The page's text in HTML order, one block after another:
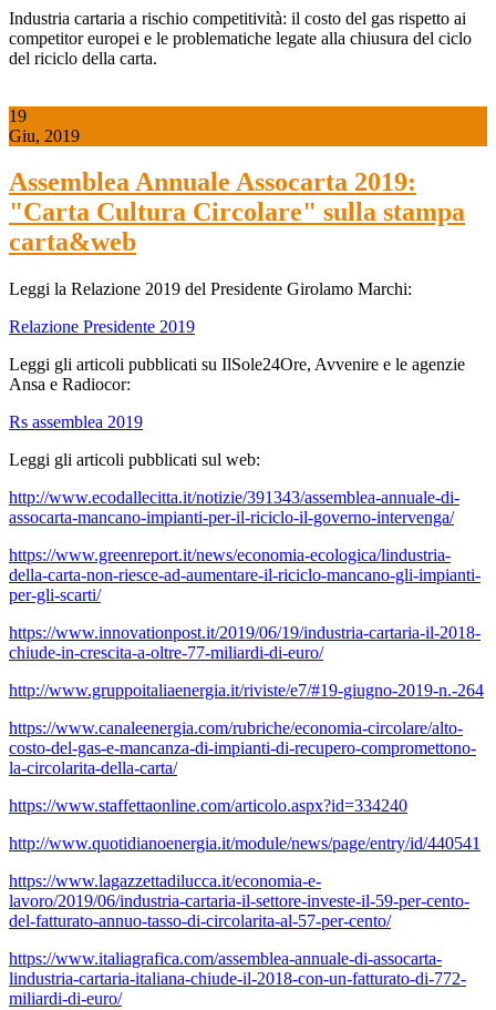
Industria cartaria a rischio competitività: il costo del gas rispetto ai
competitor europei e le problematiche legate alla chiusura del ciclo
del riciclo della carta.
19
Giu, 2019
Assemblea Annuale Assocarta 2019:
"Carta Cultura Circolare" sulla stampa
carta&web
Leggi la Relazione 2019 del Presidente Girolamo Marchi:
Relazione Presidente 2019
Leggi gli articoli pubblicati su IlSole24Ore, Avvenire e le agenzie
Ansa e Radiocor:
Rs assemblea 2019
Leggi gli articoli pubblicati sul web:
http://www.ecodallecitta.it/notizie/391343/assemblea-annuale-di-
assocarta-mancano-impianti-per-il-riciclo-il-governo-intervenga/
https://www.greenreport.it/news/economia-ecologica/lindustria-
della-carta-non-riesce-ad-aumentare-il-riciclo-mancano-gli-impianti-
per-gli-scarti/
https://www.innovationpost.it/2019/06/19/industria-cartaria-il-2018-
chiude-in-crescita-a-oltre-77-miliardi-di-euro/
http://www.gruppoitaliaenergia.it/riviste/e7/#19-giugno-2019-n.-264
https://www.canaleenergia.com/rubriche/economia-circolare/alto-
costo-del-gas-e-mancanza-di-impianti-di-recupero-compromettono-
la-circolarita-della-carta/
https://www.staffettaonline.com/articolo.aspx?id=334240
http://www.quotidianoenergia.it/module/news/page/entry/id/440541
https://www.lagazzettadilucca.it/economia-e-
lavoro/2019/06/industria-cartaria-il-settore-investe-il-59-per-cento-
del-fatturato-annuo-tasso-di-circolarita-al-57-per-cento/
https://www.italiagrafica.com/assemblea-annuale-di-assocarta-
lindustria-cartaria-italiana-chiude-il-2018-con-un-fatturato-di-772-
miliardi-di-euro/